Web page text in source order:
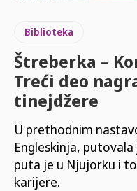
Biblioteka
Štreberka –
Treći deo
tinejdžere
U prethodnim
Engleskinja,
puta je u Njujorku i
karijere.